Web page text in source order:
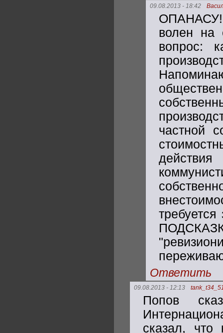
09.08.2013 - 18:42
ОПАНАСУ!
волен на
вопрос:
частной
действия
Ответить
09.08.2013 - 12:13
Попов
сказал, что